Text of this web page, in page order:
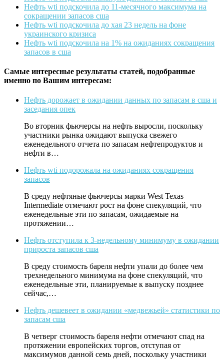
Нефть wti подскочила до 11-месячного максимума на
сокращении запасов сша
Нефть wti подскочила до хая 23 недель на фоне
украинского кризиса
Нефть wti подскочила на 1% на ожиданиях сокращения
запасов в сша
Самые интересные результаты статей, подобранные
именно по Вашим интересам:
Нефть дорожает в ожидании данных по запасам в сша и
заседания опек
Во вторник фьючерсы на нефть выросли, поскольку
участники рынка ожидают выпуска свежего
еженедельного отчета по запасам нефтепродуктов и
нефти в…
Нефть wti подорожала на ожиданиях сокращения
запасов
В среду нефтяные фьючерсы марки West Texas
Intermediate отмечают рост на фоне спекуляций, что
еженедельные эти по запасам, ожидаемые на
протяжении…
Нефть отступила к 3-недельному минимуму в ожидании
прироста запасов сша
В среду стоимость бареля нефти упали до более чем
трехнедельного минимума на фоне спекуляций, что
еженедельные эти, планируемые к выпуску позднее
сейчас,…
Нефть дешевеет в ожидании «медвежьей» статистики по
запасам сша
В четверг стоимость бареля нефти отмечают спад на
протяжении европейских торгов, отступая от
максимумов данной семь дней, поскольку участники